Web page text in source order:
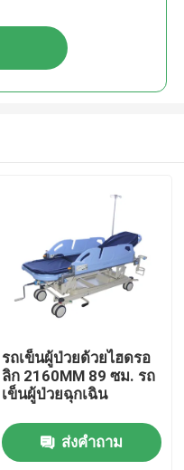
รถเข็นผู้ป่วยด้วยไฮดรอ
ลิก 2160MM 89 ซม. รถ
เข็นผู้ป่วยฉุกเฉิน
ส่งคำถาม